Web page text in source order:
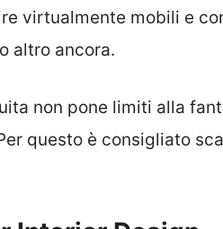
virtualmente mobili e
altro ancora.
non pone limiti alla
questo è consigliato